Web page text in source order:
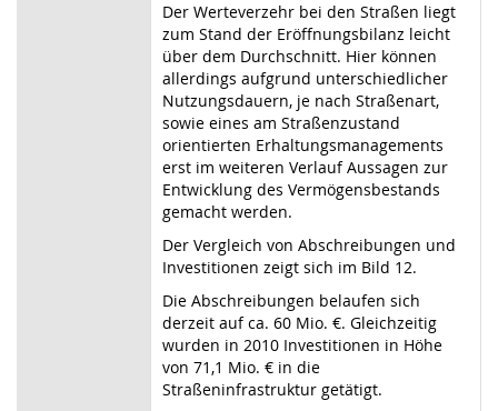
Der Werteverzehr bei den Straßen liegt
zum Stand der Eröffnungsbilanz leicht
über dem Durchschnitt. Hier können
allerdings aufgrund unterschiedlicher
Nutzungsdauern, je nach Straßenart,
sowie eines am Straßenzustand
orientierten Erhaltungsmanagements
erst im weiteren Verlauf Aussagen zur
Entwicklung des Vermögensbestands
gemacht werden.
Der Vergleich von Abschreibungen und
Investitionen zeigt sich im Bild 12.
Die Abschreibungen belaufen sich
derzeit auf ca. 60 Mio. €. Gleichzeitig
wurden in 2010 Investitionen in Höhe
von 71,1 Mio. € in die
Straßeninfrastruktur getätigt.